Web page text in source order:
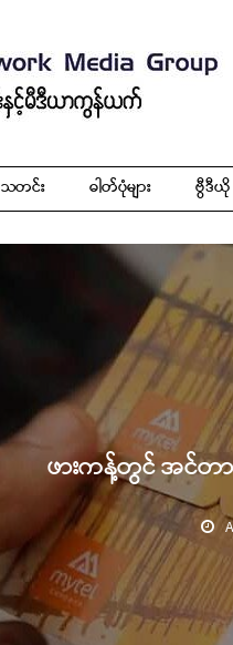
သတင်း ဓါတ်ပုံများ ဗွီဒီယို
ဖားကန့်တွင် အင်တ